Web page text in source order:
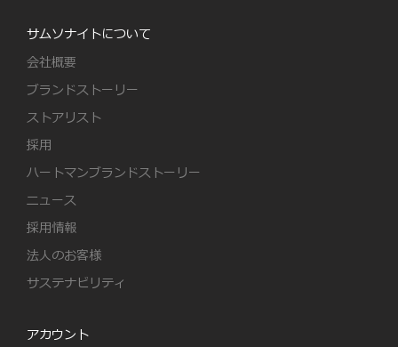
サムソナイトについて
会社概要
ブランドストーリー
ストアリスト
採用
ハートマンブランドストーリー
ニュース
採用情報
法人のお客様
サステナビリティ
アカウント